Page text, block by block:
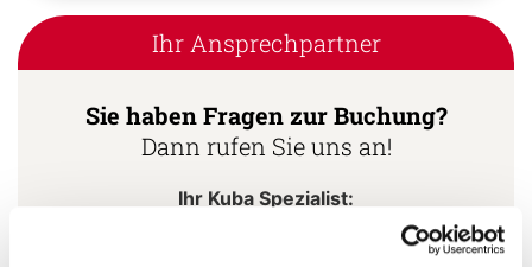
Ihr Ansprechpartner
Sie haben Fragen zur Buchung?
Dann rufen Sie uns an!
Ihr Kuba Spezialist: